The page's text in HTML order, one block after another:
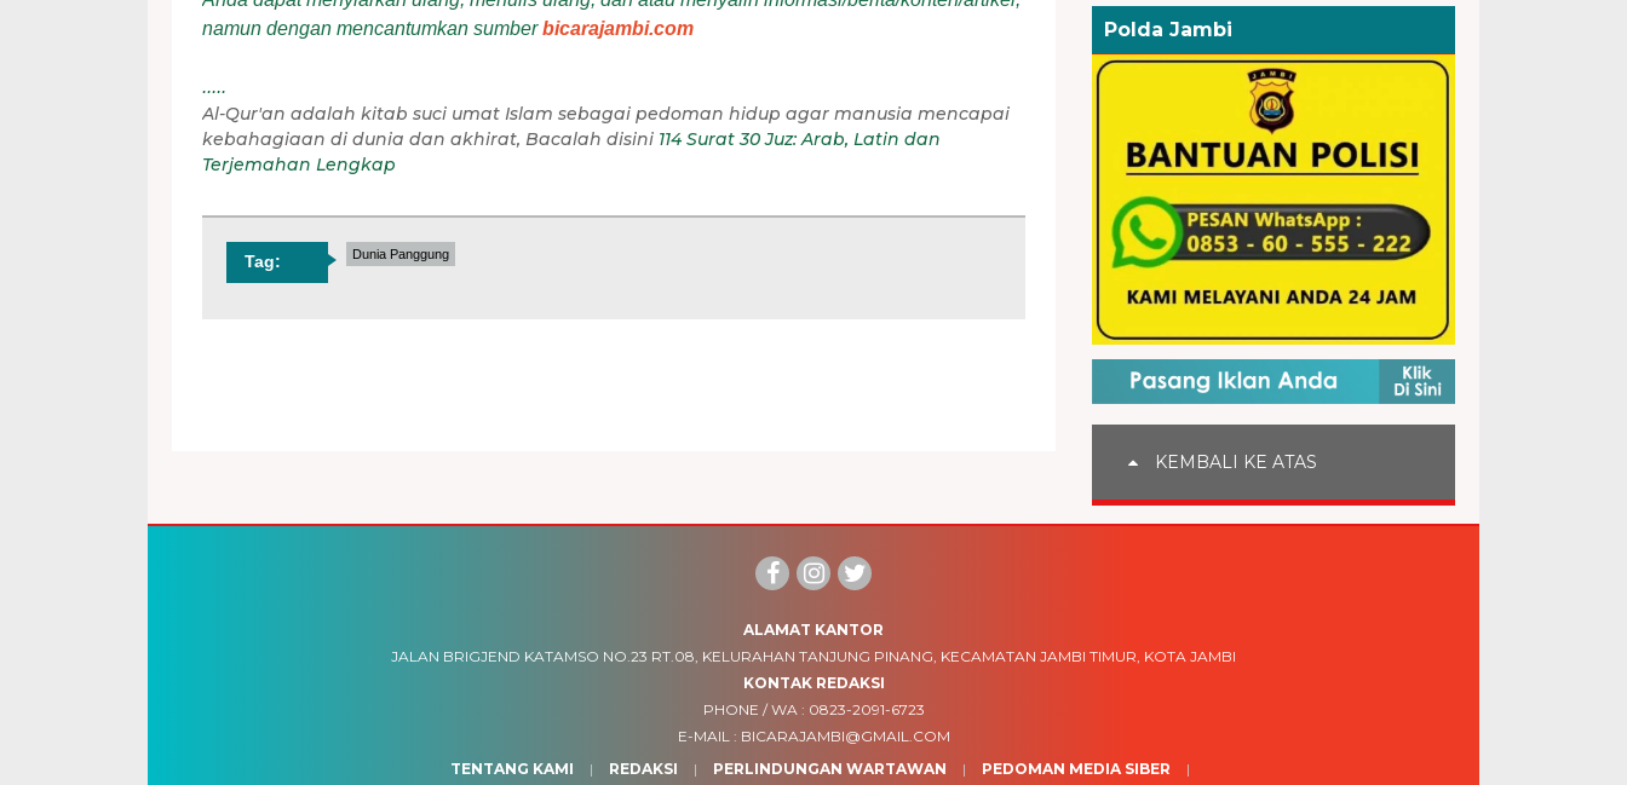
namun dengan mencantumkan sumberbicarajambi.com
.....
Al-Qur'an adalah kitab suci umat Islam sebagai pedoman hidup agar manusia mencapai
kebahagiaan di dunia dan akhirat, Bacalah disini 114 Surat 30 Juz: Arab, Latin dan
Terjemahan Lengkap
Tag: Dunia Panggung
Polda Jambi
KEMBALI KE ATAS
ALAMAT KANTOR
JALAN BRIGJEND KATAMSO NO.23 RT.08, KELURAHAN TANJUNG PINANG, KECAMATAN JAMBI TIMUR, KOTA JAMBI
KONTAK REDAKSI
PHONE / WA : 0823-2091-6723
E-MAIL : BICARAJAMBI@GMAIL.COM
TENTANG KAMI
REDAKSI PERLINDUNGAN WARTAWAN PEDOMAN MEDIA SIBER